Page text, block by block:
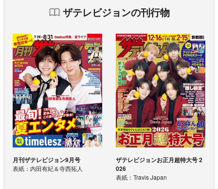
ザテレビジョンの刊行物
月刊ザテレビジョン9月号
表紙：内田有紀＆寺西拓人
ザテレビジョンお正月超特大号 2
026
表紙：Travis Japan